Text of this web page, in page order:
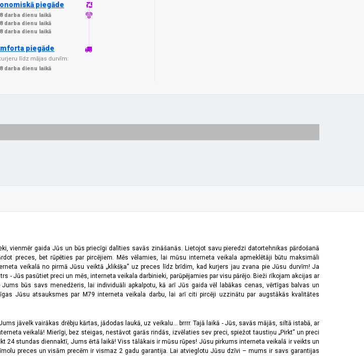
piegāde
darba dienu laikā
darba dienu laikā
darba dienu laikā
piegāde
līdz mājas durvīm:
darba dienu laikā
vienmēr gaida Jūs un būs priecīgi dalīties savās zināšanās. Lietojot savu pieredzi datortehnikas pārdošanā
preces, bet rūpēties par pircējiem. Mēs vēlamies, lai mūsu interneta veikala apmeklētāji būtu maksimāli
veikalā no pirmā Jūsu veiktā „klikšķa” uz preces līdz brīdim, kad kurjers jau zvana pie Jūsu durvīm! Ja
- Jūs pasūtiet preci un mēs, interneta veikala darbinieki, parūpējamies par visu pārējo. Bieži rīkojam akcijas ar
būs savs menedžeris, lai individuāli apkalpotu, kā arī Jūs gaida vēl labākas cenas, vērtīgas balvas un
Jūsu atsauksmes par M79 interneta veikala darbu, lai arī citi pircēji uzzinātu par augstākās kvalitātes
jāvelk vairākas drēbju kārtas, jādodas laukā, uz veikalu... brrrr. Tajā laikā - Jūs, savās mājās, siltā istabā, ar
veikalā! Mierīgi, bez steigas, nestāvot garās rindās, izvēlaties sev preci, spiežot taustiņu „Pirkt” un preci
24 stundas diennaktī, Jums ērtā laikā! Viss tālākais ir mūsu rūpes! Jūsu pirkums interneta veikalā ir veikts un
preces un visām precēm ir vismaz 2 gadu garantija. Lai atvieglotu Jūsu dzīvi – mums ir savs garantijas